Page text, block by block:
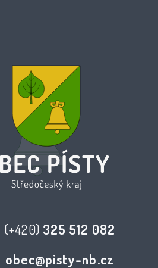
(+420) 325 512 082
obec@pisty-nb.cz